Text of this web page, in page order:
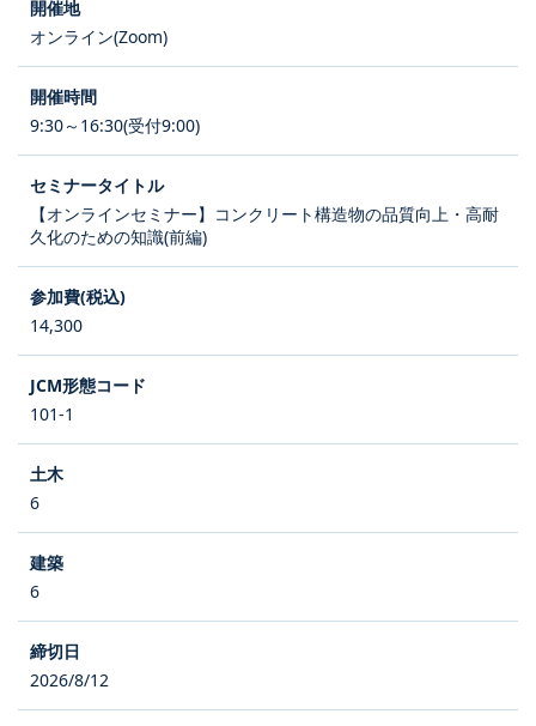
オンライン(Zoom)
9:30～16:30(受付9:00)
【オンラインセミナー】コンクリート構造物の品質向上・高耐
久化のための知識(前編)
14,300
101-1
6
6
2026/8/12